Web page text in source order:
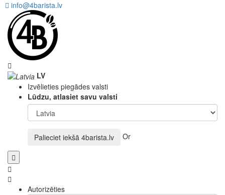
info@4barista.lv
LV
Izvēlieties piegādes valsti
Lūdzu, atlasiet savu valsti
Palieciet iekšā 4barista.lv Or
Autorizēties